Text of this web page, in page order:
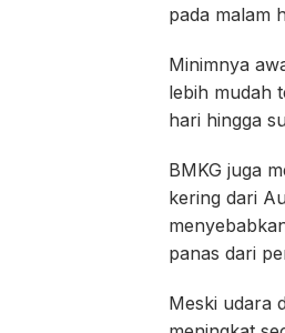
pada malam
Minimnya
lebih mudah
hari hingga
BMKG juga
kering dari
panas dari
Meski udara